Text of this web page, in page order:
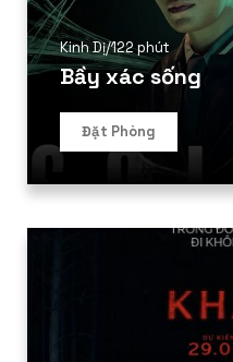
Kinh Dị/122 phút
Bầy xác sống
Đặt Phòng